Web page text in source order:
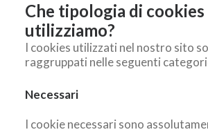
Che tipologia di cookies
utilizziamo?
I cookies utilizzati nel nostro sito
raggruppati nelle seguenti
Necessari
I cookie necessari sono